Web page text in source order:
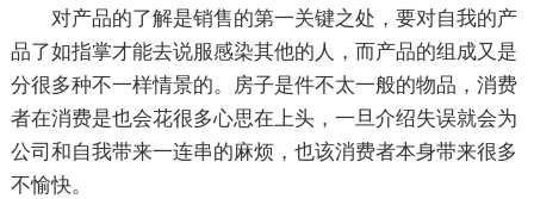
对产品的了解是销售的第一关键之处，要对自我的产
品了如指掌才能去说服感染其他的人，而产品的组成又是
分很多种不一样情景的。房子是件不太一般的物品，消费
者在消费是也会花很多心思在上头，一旦介绍失误就会为
公司和自我带来一连串的麻烦，也该消费者本身带来很多
不愉快。